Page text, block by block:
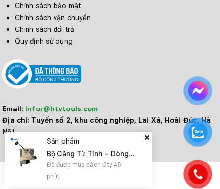
Chính sách bảo mật
Chính sách vận chuyển
Chính sách đổi trả
Quy định sử dụng
Email: infor@htvtools.com
Địa chỉ: Tuyến số 2, khu công nghiệp, Lai Xá, Hoài Đức, Hà
Nội
Sản phẩm
Bộ Căng Từ Tính – Dòng MTA
Đã được mua cách đây 45
phút